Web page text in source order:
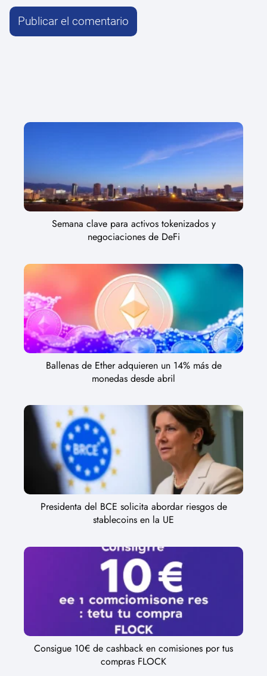
Semana clave para activos tokenizados y
negociaciones de DeFi
Ballenas de Ether adquieren un 14% más de
monedas desde abril
Presidenta del BCE solicita abordar riesgos de
stablecoins en la UE
Consigue 10€ de cashback en comisiones por tus
compras FLOCK